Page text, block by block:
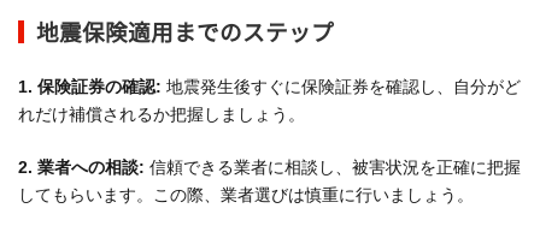
地震保険適用までのステップ
1. 保険証券の確認: 地震発生後すぐに保険証券を確認し、自分がど
れだけ補償されるか把握しましょう。
2. 業者への相談: 信頼できる業者に相談し、被害状況を正確に把握
してもらいます。この際、業者選びは慎重に行いましょう。